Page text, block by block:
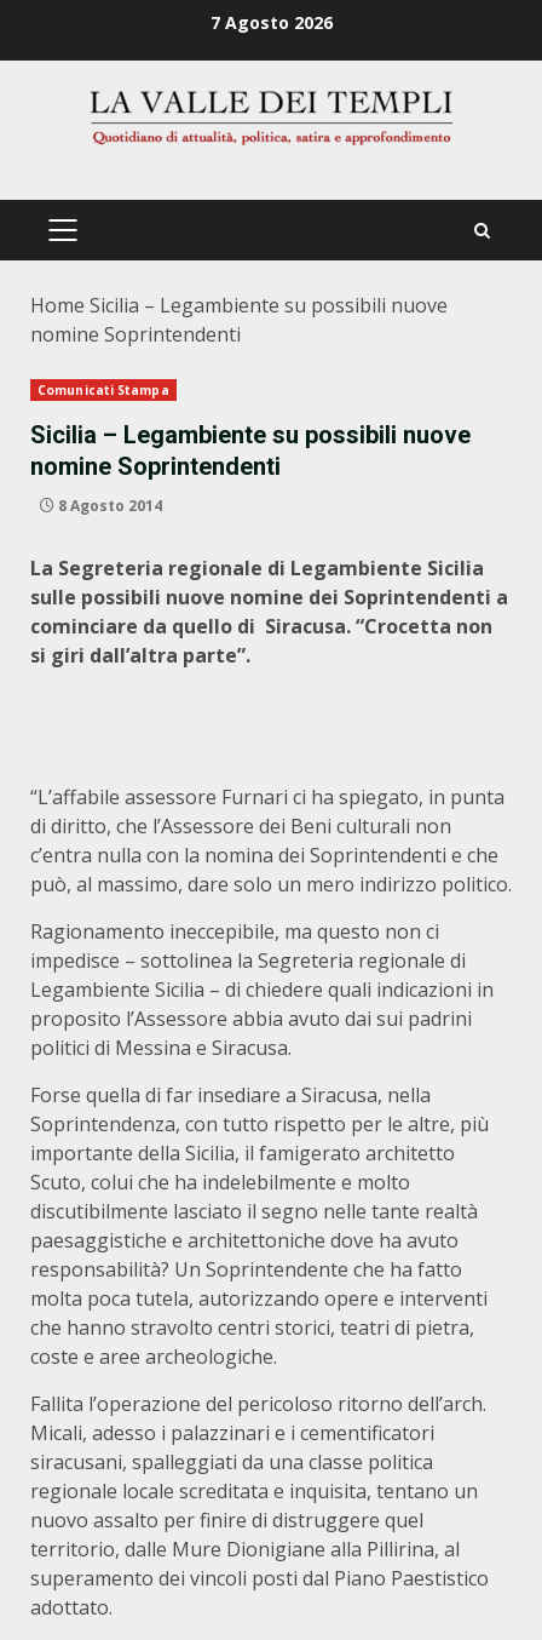
7 Agosto 2026
PRIMÄRES
Home Sicilia – Legambiente su possibili nuove
nomine Soprintendenti
Comunicati Stampa
Sicilia – Legambiente su possibili nuove
nomine Soprintendenti
8 Agosto 2014
La Segreteria regionale di Legambiente Sicilia
sulle possibili nuove nomine dei Soprintendenti a
cominciare da quello di Siracusa. “Crocetta non
si giri dall’altra parte”.
“L’affabile assessore Furnari ci ha spiegato, in punta
di diritto, che l’Assessore dei Beni culturali non
c’entra nulla con la nomina dei Soprintendenti e che
può, al massimo, dare solo un mero indirizzo politico.
Ragionamento ineccepibile, ma questo non ci
impedisce – sottolinea la Segreteria regionale di
Legambiente Sicilia – di chiedere quali indicazioni in
proposito l’Assessore abbia avuto dai sui padrini
politici di Messina e Siracusa.
Forse quella di far insediare a Siracusa, nella
Soprintendenza, con tutto rispetto per le altre, più
importante della Sicilia, il famigerato architetto
Scuto, colui che ha indelebilmente e molto
discutibilmente lasciato il segno nelle tante realtà
paesaggistiche e architettoniche dove ha avuto
responsabilità? Un Soprintendente che ha fatto
molta poca tutela, autorizzando opere e interventi
che hanno stravolto centri storici, teatri di pietra,
coste e aree archeologiche.
Fallita l’operazione del pericoloso ritorno dell’arch.
Micali, adesso i palazzinari e i cementificatori
siracusani, spalleggiati da una classe politica
regionale locale screditata e inquisita, tentano un
nuovo assalto per finire di distruggere quel
territorio, dalle Mure Dionigiane alla Pillirina, al
superamento dei vincoli posti dal Piano Paestistico
adottato.